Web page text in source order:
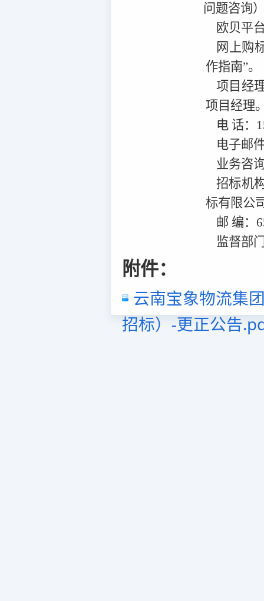
问题咨询
欧贝平
网上购
作指南”。
项目经
项目经理
电 话：
电子邮
业务咨
招标机
标有限公
邮 编：
监督部
附件：
云南宝象物流集
招标）-更正公告